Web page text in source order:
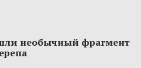
необычный фрагмент